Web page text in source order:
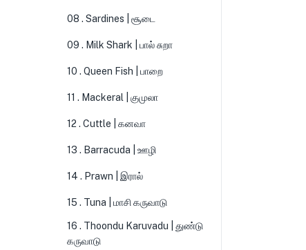
08 . Sardines | சூடை
09 . Milk Shark | பால் சுறா
10 . Queen Fish | பாறை
11 . Mackeral | குமுலா
12 . Cuttle | கனவா
13 . Barracuda | ஊழி
14 . Prawn | இரால்
15 . Tuna | மாசி கருவாடு
16 . Thoondu Karuvadu | துண்டு
கருவாடு